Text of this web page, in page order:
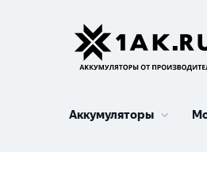
Аккумуляторы